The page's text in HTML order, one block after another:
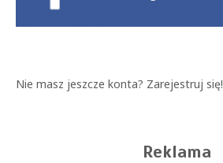
Nie masz jeszcze konta? Zarejestruj się!
Reklama